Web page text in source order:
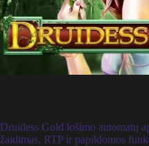
Druidess Gold lošimo automatų
žaidimas, RTP ir papildomos